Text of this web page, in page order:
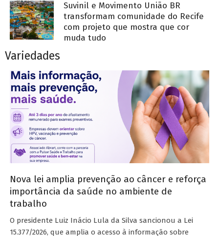
Suvinil e Movimento União BR
transformam comunidade do Recife
com projeto que mostra que cor
muda tudo
Variedades
Nova lei amplia prevenção ao câncer e reforça
importância da saúde no ambiente de
trabalho
O presidente Luiz Inácio Lula da Silva sancionou a Lei
15.377/2026, que amplia o acesso à informação sobre